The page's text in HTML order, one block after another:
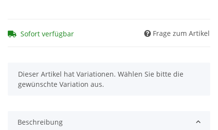
Sofort verfügbar Frage zum Artikel
x
Dieser Artikel hat Variationen. Wählen Sie bitte die
gewünschte Variation aus.
Beschreibung